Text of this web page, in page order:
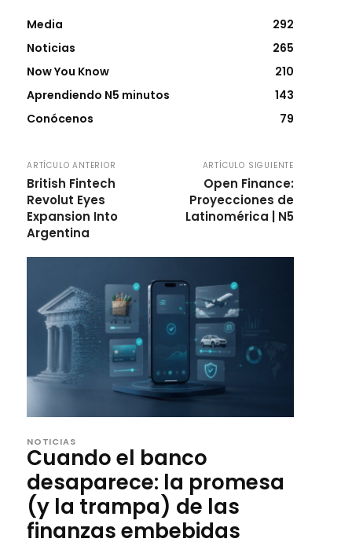
Media
292
Noticias
265
Now You Know
210
Aprendiendo N5 minutos
143
Conócenos
79
ARTÍCULO ANTERIOR
British Fintech
Revolut Eyes
Expansion Into
Argentina
ARTÍCULO SIGUIENTE
Open Finance:
Proyecciones de
Latinomérica | N5
NOTICIAS
Cuando el banco
desaparece: la promesa
(y la trampa) de las
finanzas embebidas